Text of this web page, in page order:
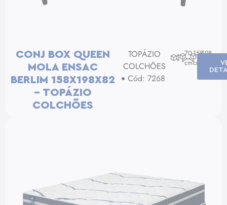
CONJ BOX QUEEN
MOLA ENSAC
BERLIM 158X198X82
– TOPÁZIO
COLCHÕES
TOPÁZIO
COLCHÕES
Cód: 7268
70
cm
158
cm
198